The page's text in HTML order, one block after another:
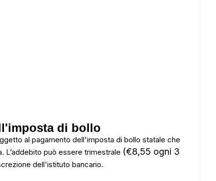
di bollo
al pagamento dell'imposta di bollo statale che
L’addebito può essere trimestrale (€8,55 ogni 3
dell'istituto bancario.